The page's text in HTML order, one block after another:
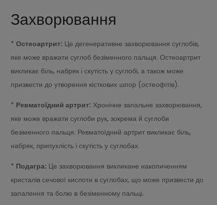
Захворювання
*Остеоартрит: Це дегенеративне захворювання суглобів,
яке може вражати суглоб безіменного пальця. Остеоартрит
викликає біль, набряк і скутість у суглобі, а також може
призвести до утворення кісткових шпор (остеофітів).
* Ревматоїдний артрит: Хронічне запальне захворювання,
яке може вражати суглоби рук, зокрема й суглоби
безіменного пальця. Ревматоїдний артрит викликає біль,
набряк, припухлість і скутість у суглобах.
* Подагра: Це захворювання викликане накопиченням
кристалів сечової кислоти в суглобах, що може призвести до
запалення та болю в безіменному пальці.